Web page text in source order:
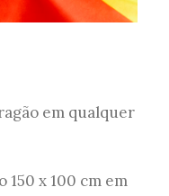
em qualquer
150 x 100 cm em